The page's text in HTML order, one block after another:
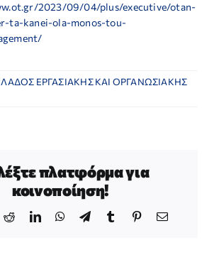
2023/09/04/plus/executive/otan-
ta-kanei-ola-monos-tou-
ΕΡΓΑΣΙΑΚΗΣ ΚΑΙ ΟΡΓΑΝΩΣΙΑΚΗΣ
πλατφόρμα για
κοινοποίηση!
RedditLinkedInWhatsApp
TelegramTumblrPinterestEmail